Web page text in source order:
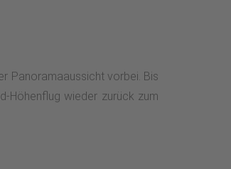
Panoramaaussicht vorbei. Bis
Höhenflug wieder zurück zum